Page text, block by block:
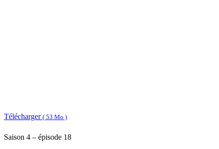
Télécharger ( 53 Mo )
Saison 4 – épisode 18